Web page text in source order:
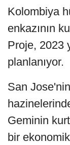
Kolombiya
enkazının
Proje, 2023
planlanıyor.
San
Geminin
bir